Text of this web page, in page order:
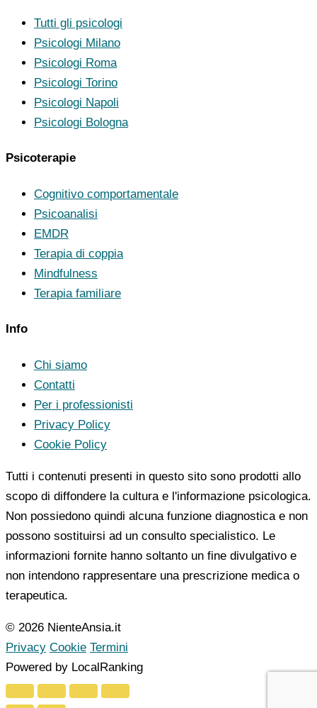
Tutti gli psicologi
Psicologi Milano
Psicologi Roma
Psicologi Torino
Psicologi Napoli
Psicologi Bologna
Psicoterapie
Cognitivo comportamentale
Psicoanalisi
EMDR
Terapia di coppia
Mindfulness
Terapia familiare
Info
Chi siamo
Contatti
Per i professionisti
Privacy Policy
Cookie Policy
Tutti i contenuti presenti in questo sito sono prodotti allo
scopo di diffondere la cultura e l'informazione psicologica.
Non possiedono quindi alcuna funzione diagnostica e non
possono sostituirsi ad un consulto specialistico. Le
informazioni fornite hanno soltanto un fine divulgativo e
non intendono rappresentare una prescrizione medica o
terapeutica.
© 2026 NienteAnsia.it
Privacy Cookie Termini
Powered by LocalRanking